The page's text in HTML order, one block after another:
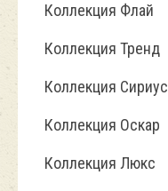
Коллекция Флай
Коллекция Тренд
Коллекция Сириус
Коллекция Оскар
Коллекция Люкс